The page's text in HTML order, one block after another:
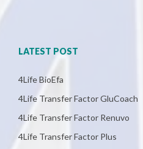
LATEST POST
4Life BioEfa
4Life Transfer Factor GluCoach
4Life Transfer Factor Renuvo
4Life Transfer Factor Plus